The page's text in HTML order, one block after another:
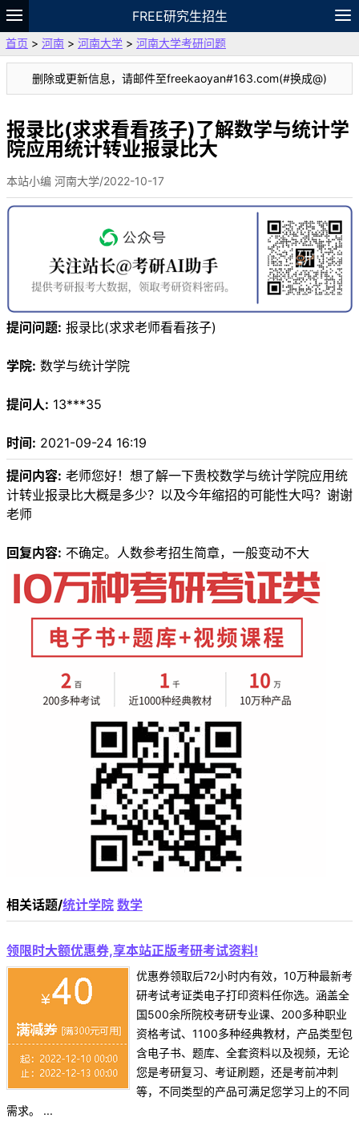
FREE研究生招生
题库
故事 专题 APP 笔记
VIP
资料
首页 > 河南 > 河南大学 > 河南大学考研问题
删除或更新信息，请邮件至freekaoyan#163.com(#换成@)
报录比(求求看看孩子)了解数学与统计学
院应用统计转业报录比大
本站小编 河南大学/2022-10-17
提问问题: 报录比(求求老师看看孩子)
学院: 数学与统计学院
提问人: 13***35
时间: 2021-09-24 16:19
提问内容: 老师您好！想了解一下贵校数学与统计学院应用统
计转业报录比大概是多少？以及今年缩招的可能性大吗？谢谢
老师
回复内容: 不确定。人数参考招生简章，一般变动不大
相关话题/统计学院 数学
领限时大额优惠券,享本站正版考研考试资料!
优惠券领取后72小时内有效，10万种最新考
研考试考证类电子打印资料任你选。涵盖全
国500余所院校考研专业课、200多种职业
资格考试、1100多种经典教材，产品类型包
含电子书、题库、全套资料以及视频，无论
您是考研复习、考证刷题，还是考前冲刺
等，不同类型的产品可满足您学习上的不同
需求。 ...